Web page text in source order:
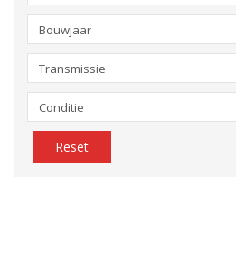
Bouwjaar
Transmissie
Conditie
Reset